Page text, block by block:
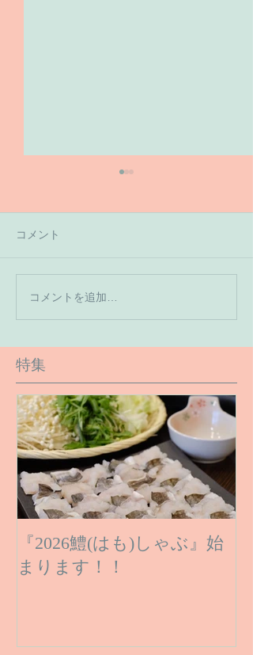
【６月１６日のご予約状
況です】
コメント
コメントを追加…
特集
『2026鱧(はも)しゃぶ』始
まります！！